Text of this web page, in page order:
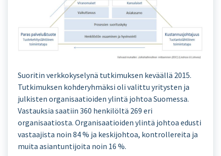
Suoritin verkkokyselynä tutkimuksen keväällä 2015.
Tutkimuksen kohderyhmäksi oli valittu yritysten ja
julkisten organisaatioiden ylintä johtoa Suomessa.
Vastauksia saatiin 360 henkilöltä 269 eri
organisaatiosta. Organisaatioiden ylintä johtoa edusti
vastaajista noin 84 % ja keskijohtoa, kontrollereita ja
muita asiantuntijoita noin 16 %.